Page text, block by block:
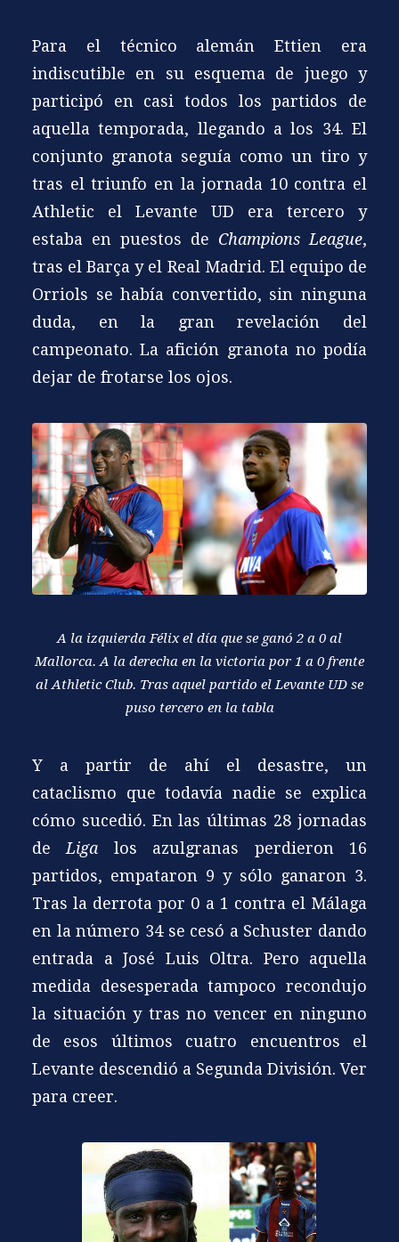
Para el técnico alemán Ettien era
indiscutible en su esquema de juego y
participó en casi todos los partidos de
aquella temporada, llegando a los 34. El
conjunto granota seguía como un tiro y
tras el triunfo en la jornada 10 contra el
Athletic el Levante UD era tercero y
estaba en puestos de Champions League,
tras el Barça y el Real Madrid. El equipo de
Orriols se había convertido, sin ninguna
duda, en la gran revelación del
campeonato. La afición granota no podía
dejar de frotarse los ojos.
A la izquierda Félix el día que se ganó 2 a 0 al
Mallorca. A la derecha en la victoria por 1 a 0 frente
al Athletic Club. Tras aquel partido el Levante UD se
puso tercero en la tabla
Y a partir de ahí el desastre, un
cataclismo que todavía nadie se explica
cómo sucedió. En las últimas 28 jornadas
de Liga los azulgranas perdieron 16
partidos, empataron 9 y sólo ganaron 3.
Tras la derrota por 0 a 1 contra el Málaga
en la número 34 se cesó a Schuster dando
entrada a José Luis Oltra. Pero aquella
medida desesperada tampoco recondujo
la situación y tras no vencer en ninguno
de esos últimos cuatro encuentros el
Levante descendió a Segunda División. Ver
para creer.